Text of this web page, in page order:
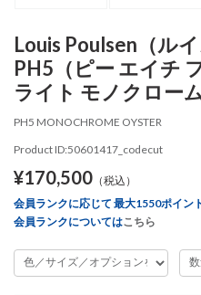
Louis Poulsen（ル
PH5（ピー エイチ
ライト モノクロー
PH5 MONOCHROME OYSTER
Product ID:50601417_codecut
¥170,500 （税込）
会員ランクに応じて 最大1550ポイン
会員ランクについてはこちら